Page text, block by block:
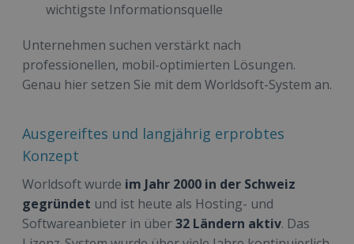
wichtigste Informationsquelle
Unternehmen suchen verstärkt nach
professionellen, mobil-optimierten Lösungen.
Genau hier setzen Sie mit dem Worldsoft-System an.
Ausgereiftes und langjährig erprobtes
Konzept
Worldsoft wurde im Jahr 2000 in der Schweiz
gegründet und ist heute als Hosting- und
Softwareanbieter in über32 Ländern aktiv. Das